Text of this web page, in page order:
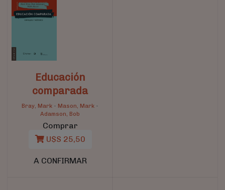
Educación
comparada
Bray, Mark - Mason, Mark -
Adamson, Bob
Comprar
U$S 25,50
A CONFIRMAR